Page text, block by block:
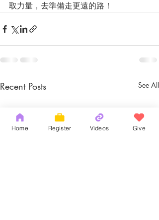
取力量，去準備走更遠的路！
Recent Posts See All
Home Register Videos Give